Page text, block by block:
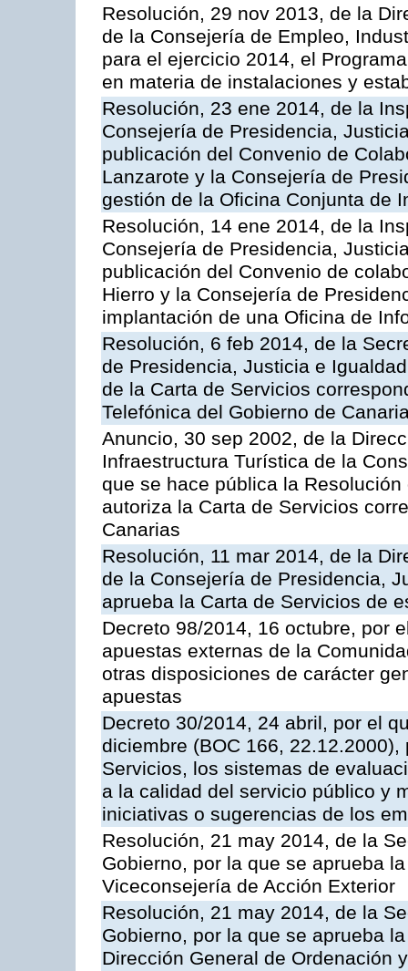
Resolución, 29 nov 2013, de la
de la Consejería de Empleo,
para el ejercicio 2014, el
en materia de instalaciones y
Resolución, 23 ene 2014, de la
Consejería de Presidencia,
publicación del Convenio de
Lanzarote y la Consejería de
gestión de la Oficina Conjunta de
Resolución, 14 ene 2014, de la
Consejería de Presidencia,
publicación del Convenio de
Hierro y la Consejería de
implantación de una Oficina de
Resolución, 6 feb 2014, de la
de Presidencia, Justicia e
de la Carta de Servicios
Telefónica del Gobierno de
Anuncio, 30 sep 2002, de la
Infraestructura Turística de la
que se hace pública la
autoriza la Carta de Servicios
Canarias
Resolución, 11 mar 2014, de la
de la Consejería de Presidencia,
aprueba la Carta de Servicios de
Decreto 98/2014, 16 octubre, por
apuestas externas de la
otras disposiciones de carácter
apuestas
Decreto 30/2014, 24 abril, por el
diciembre (BOC 166,
Servicios, los sistemas de
a la calidad del servicio público y
iniciativas o sugerencias de los
Resolución, 21 may 2014, de la
Gobierno, por la que se aprueba
Viceconsejería de Acción Exterior
Resolución, 21 may 2014, de la
Gobierno, por la que se aprueba
Dirección General de Ordenación